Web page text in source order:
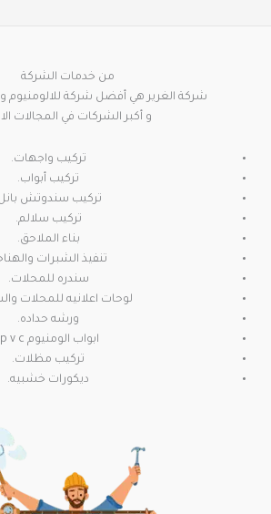
من خدمات الشركة
شركة الغرير هي أفضل شركة للالومنيوم
و أكبر الشركات في المجالات
تركيب واجهات.
تركيب أبواب.
تركيب سندوتش
تركيب سلالم.
بناء الملاحق.
تنفيذ الشبرات
سندره للمحلات.
لوحات اعلانيه للمحلات
ورشه حداده.
ابواب الومنيوم p v c.
تركيب مظلات.
ديكورات خشبيه.